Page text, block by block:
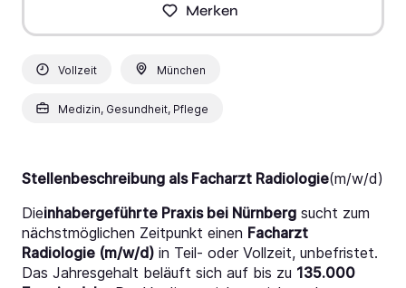
Merken
Vollzeit München
Medizin, Gesundheit, Pflege
Stellenbeschreibung als Facharzt Radiologie(m/w/d)
Dieinhabergeführte Praxis bei Nürnberg sucht zum
nächstmöglichen Zeitpunkt einen Facharzt
Radiologie (m/w/d) in Teil- oder Vollzeit, unbefristet.
Das Jahresgehalt beläuft sich auf bis zu 135.000